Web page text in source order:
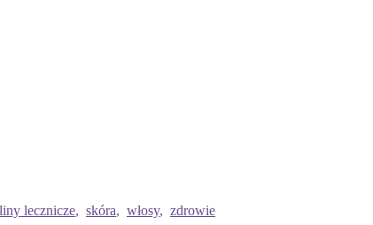
lecznicze, skóra, włosy, zdrowie